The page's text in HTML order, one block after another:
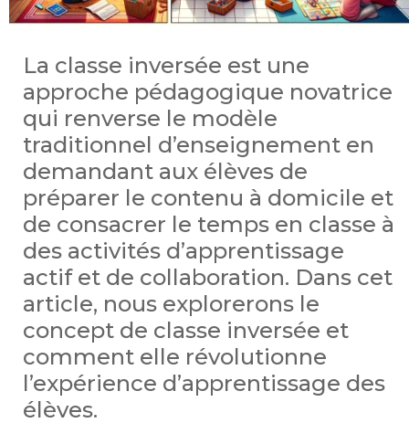
La classe inversée est une
approche pédagogique novatrice
qui renverse le modèle
traditionnel d’enseignement en
demandant aux élèves de
préparer le contenu à domicile et
de consacrer le temps en classe à
des activités d’apprentissage
actif et de collaboration. Dans cet
article, nous explorerons le
concept de classe inversée et
comment elle révolutionne
l’expérience d’apprentissage des
élèves.